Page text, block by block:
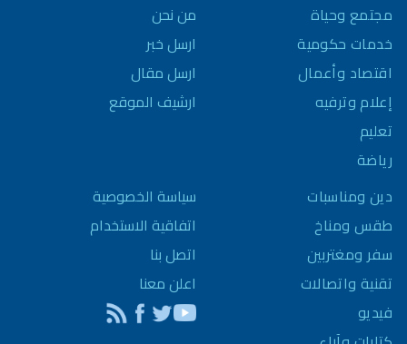
مجتمع وحياة
خدمات حكومية
اقتصاد وأعمال
إعلام وترفيه
تعليم
رياضة
دين ومناسبات
طقس ومناخ
سفر ومغتربين
تقنية واتصالات
فيديو
من نحن
ارسل خبر
ارسل مقال
ارشيف الموقع
سياسة الخصوصية
اتفاقية الاستخدام
اتصل بنا
اعلن معنا